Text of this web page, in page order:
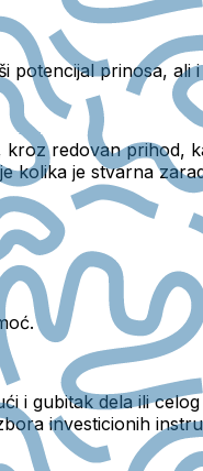
potencijal prinosa, ali
redovan prihod,
je stvarna
i gubitak delaili celog
investicionih